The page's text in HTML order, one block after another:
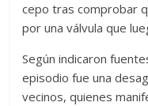
cepo tras comprobar
por una válvula que
Según indicaron
episodio fue una
vecinos, quienes